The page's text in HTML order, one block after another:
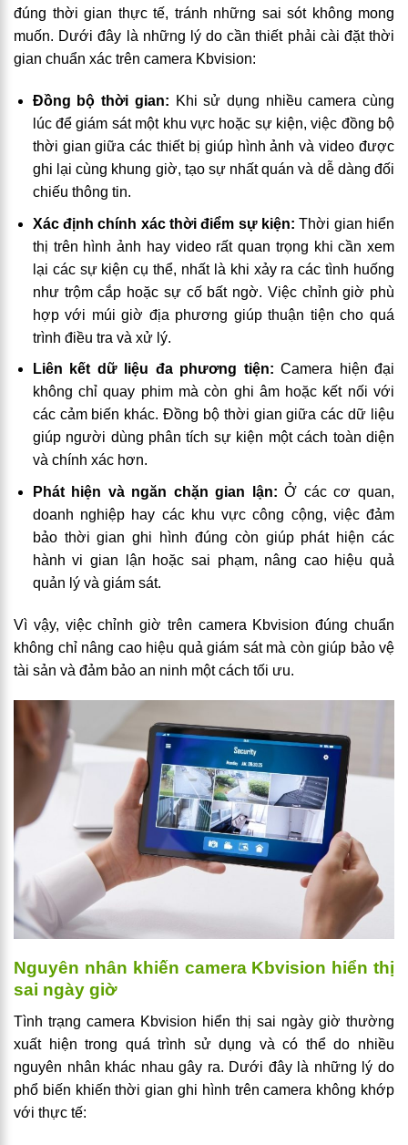
đúng thời gian thực tế, tránh những sai sót không mong
muốn. Dưới đây là những lý do cần thiết phải cài đặt thời
gian chuẩn xác trên camera Kbvision:
Đồng bộ thời gian: Khi sử dụng nhiều camera cùng
lúc để giám sát một khu vực hoặc sự kiện, việc đồng bộ
thời gian giữa các thiết bị giúp hình ảnh và video được
ghi lại cùng khung giờ, tạo sự nhất quán và dễ dàng đối
chiếu thông tin.
Xác định chính xác thời điểm sự kiện: Thời gian hiển
thị trên hình ảnh hay video rất quan trọng khi cần xem
lại các sự kiện cụ thể, nhất là khi xảy ra các tình huống
như trộm cắp hoặc sự cố bất ngờ. Việc chỉnh giờ phù
hợp với múi giờ địa phương giúp thuận tiện cho quá
trình điều tra và xử lý.
Liên kết dữ liệu đa phương tiện: Camera hiện đại
không chỉ quay phim mà còn ghi âm hoặc kết nối với
các cảm biến khác. Đồng bộ thời gian giữa các dữ liệu
giúp người dùng phân tích sự kiện một cách toàn diện
và chính xác hơn.
Phát hiện và ngăn chặn gian lận: Ở các cơ quan,
doanh nghiệp hay các khu vực công cộng, việc đảm
bảo thời gian ghi hình đúng còn giúp phát hiện các
hành vi gian lận hoặc sai phạm, nâng cao hiệu quả
quản lý và giám sát.
Vì vậy, việc chỉnh giờ trên camera Kbvision đúng chuẩn
không chỉ nâng cao hiệu quả giám sát mà còn giúp bảo vệ
tài sản và đảm bảo an ninh một cách tối ưu.
Nguyên nhân khiến camera Kbvision hiển thị
sai ngày giờ
Tình trạng camera Kbvision hiển thị sai ngày giờ thường
xuất hiện trong quá trình sử dụng và có thể do nhiều
nguyên nhân khác nhau gây ra. Dưới đây là những lý do
phổ biến khiến thời gian ghi hình trên camera không khớp
với thực tế: